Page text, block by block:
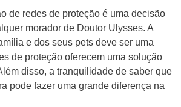
de redes de proteção é uma decisão
morador de Doutor Ulysses. A
e dos seus pets deve ser uma
de proteção oferecem uma solução
disso, a tranquilidade de saber que
pode fazer uma grande diferença na